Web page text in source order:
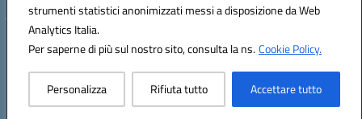
strumenti statistici anonimizzati messi a disposizione da Web
Analytics Italia.
Per saperne di più sul nostro sito, consulta la ns.Cookie Policy.
Personalizza Rifiuta tutto Accettare tutto
Hosting & Powered by 3D Solution S.r.l.
Concept & Design by Designers Italia